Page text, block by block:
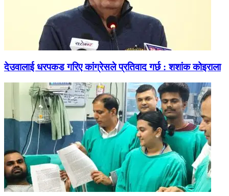
देउवालाई धरपकड गरिए कांग्रेसले प्रतिवाद गर्छ : शशांक कोइराला